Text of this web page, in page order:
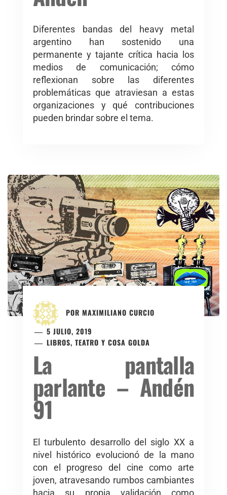
Diferentes bandas del heavy metal
argentino han sostenido una
permanente y tajante crítica hacia los
medios de comunicación; cómo
reflexionan sobre las diferentes
problemáticas que atraviesan a estas
organizaciones y qué contribuciones
pueden brindar sobre el tema.
POR MAXIMILIANO CURCIO
5 JULIO, 2019
LIBROS, TEATRO Y COSA GOLDA
La pantalla
parlante – Andén
91
El turbulento desarrollo del siglo XX a
nivel histórico evolucionó de la mano
con el progreso del cine como arte
joven, atravesando rumbos cambiantes
hacia su propia validación como